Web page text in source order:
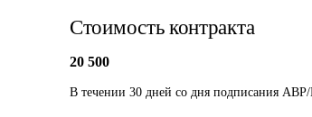
Стоимость контракта
20 500
В течении 30 дней со дня подписания